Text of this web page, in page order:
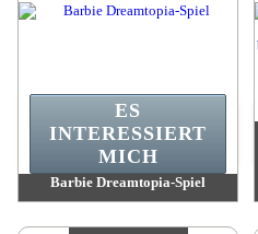
Barbie Dreamtopia-Spiel
Verfügbare Menge:4
ES
INTERESSIERT
MICH